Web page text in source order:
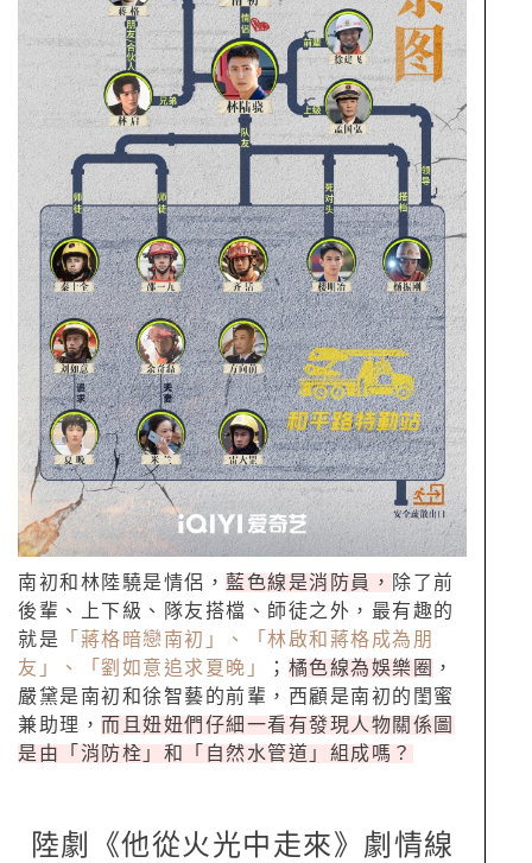
南初和林陸驍是情侶， 藍色線是消防員， 除了前
後輩、上下級、隊友搭檔、師徒之外，最有趣的
就是
「蔣格暗戀南初」、「林啟和蔣格成為朋
友」、「劉如意追求夏晚」
； 橘色線為娛樂圈
，
嚴黛是南初和徐智藝的前輩，西顧是南初的閨蜜
兼助理， 而且妞妞們仔細一看有發現人物關係圖
是由「消防栓」和「自然水管道」組成嗎？
陸劇《他從火光中走來》劇情線